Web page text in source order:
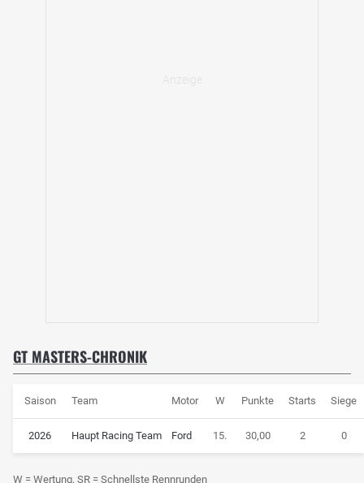
GT MASTERS-CHRONIK
Saison Team Motor W Punkte Starts Siege
2026 Haupt Racing Team Ford 15. 30,00 2 0
W = Wertung, SR = Schnellste Rennrunden